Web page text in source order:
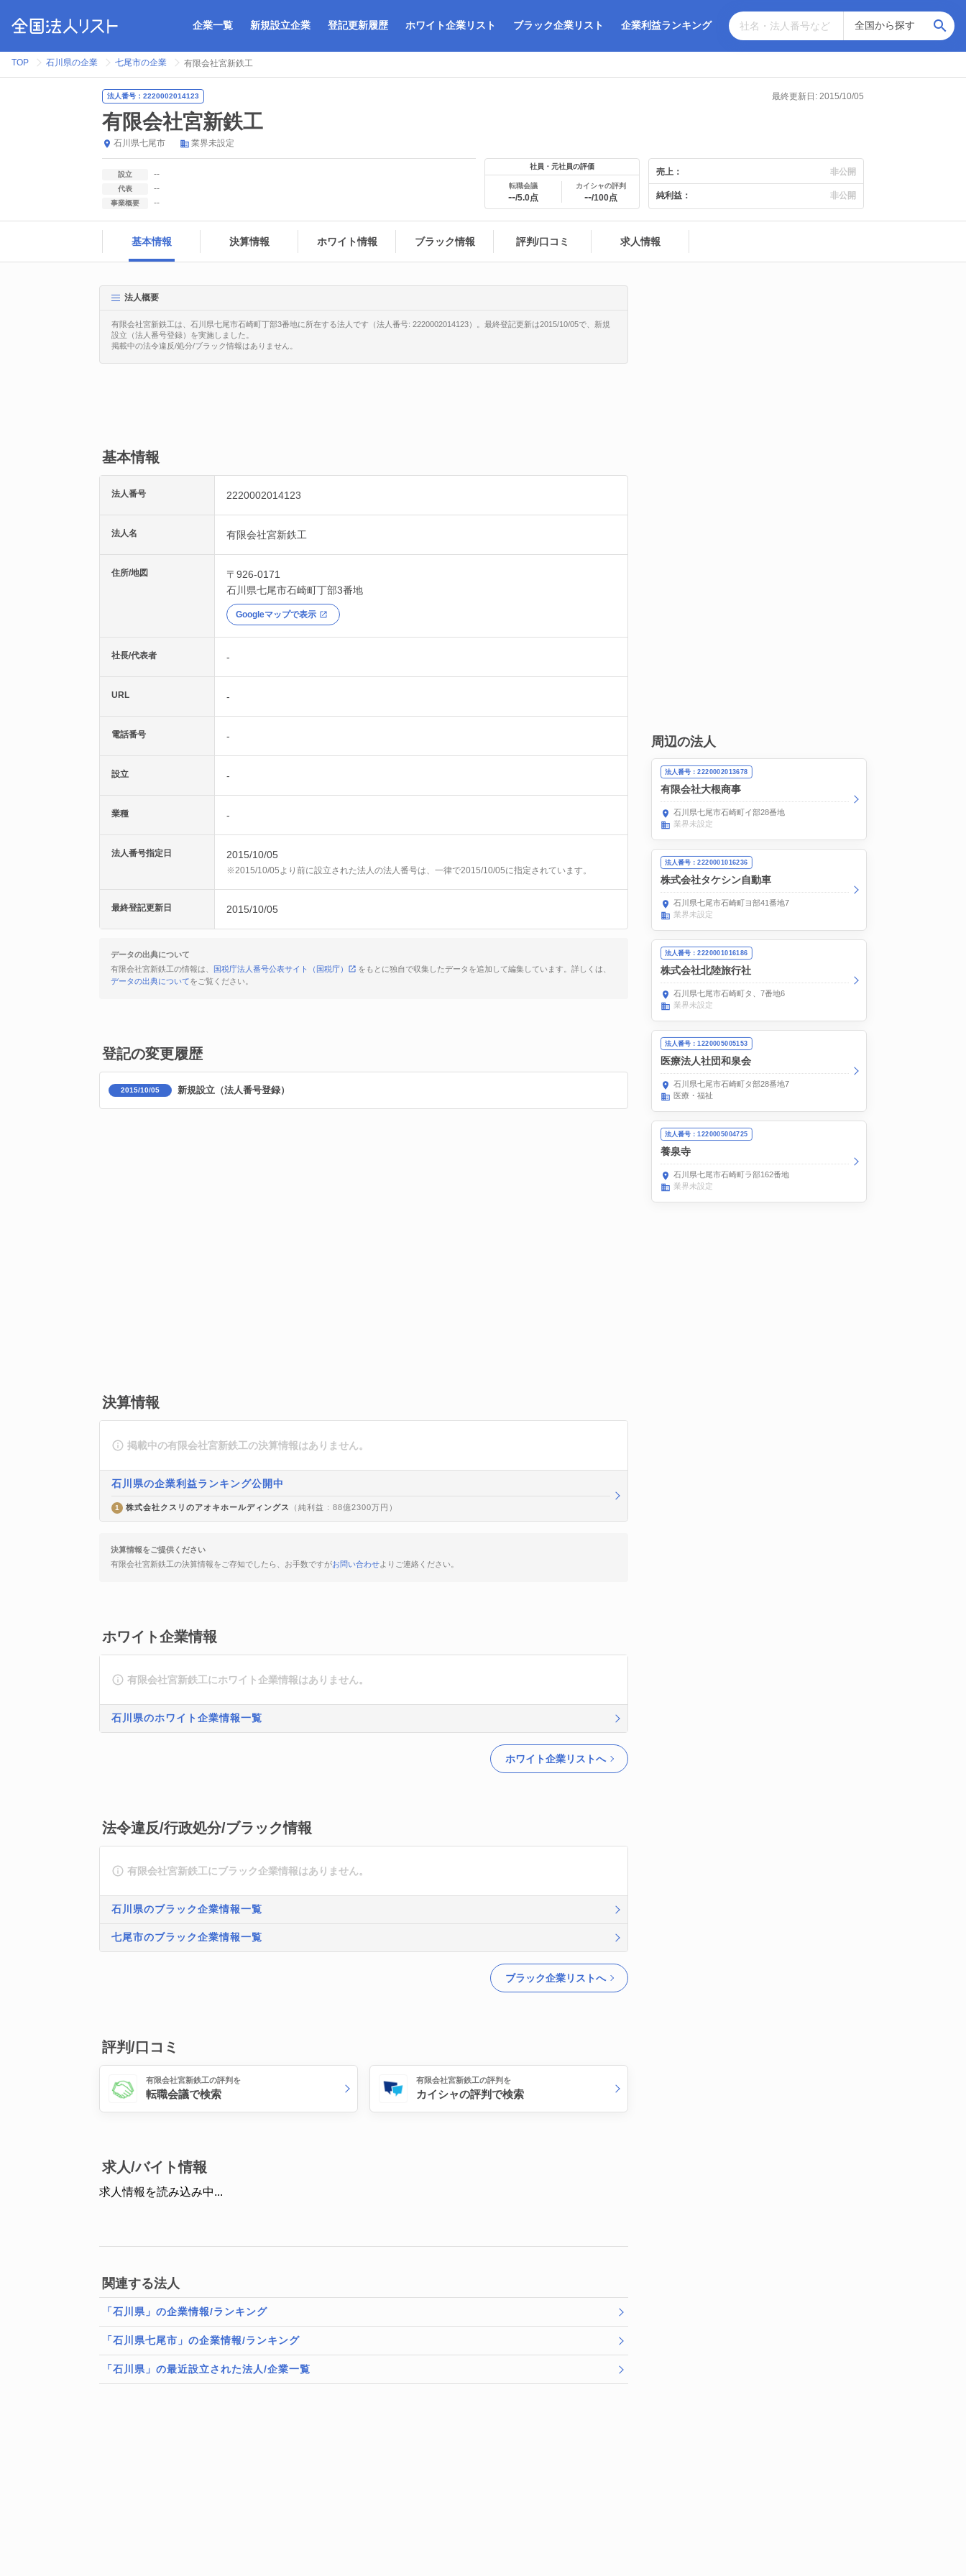
企業一覧 新規設立企業 登記更新履歴 ホワイト企業リスト ブラック企業リスト 企業利益ランキング
TOP 石川県の企業 七尾市の企業 有限会社宮新鉄工
法人番号：2220002014123 最終更新日: 2015/10/05
有限会社宮新鉄工
石川県七尾市 業界未設定
設立 --
代表 --
事業概要 --
社員・元社員の評価
転職会議
--/5.0点
カイシャの評判
--/100点
売上： 非公開
純利益： 非公開
基本情報 決算情報 ホワイト情報 ブラック情報 評判/口コミ 求人情報
法人概要
有限会社宮新鉄工は、石川県七尾市石崎町丁部3番地に所在する法人です（法人番号: 2220002014123）。最終登記更新は2015/10/05で、新規
設立（法人番号登録）を実施しました。
掲載中の法令違反/処分/ブラック情報はありません。
基本情報
法人番号 2220002014123
法人名 有限会社宮新鉄工
住所/地図
〒926-0171
石川県七尾市石崎町丁部3番地
Googleマップで表示
社長/代表者 -
URL -
電話番号 -
設立 -
業種 -
法人番号指定日 2015/10/05
※2015/10/05より前に設立された法人の法人番号は、一律で2015/10/05に指定されています。
最終登記更新日 2015/10/05
データの出典について
有限会社宮新鉄工の情報は、
国税庁法人番号公表サイト（国税庁）
をもとに独自で収集したデータを追加して編集しています。詳しくは、
データの出典についてをご覧ください。
登記の変更履歴
2015/10/05 新規設立（法人番号登録）
決算情報
掲載中の有限会社宮新鉄工の決算情報はありません。
石川県の企業利益ランキング公開中
1 株式会社クスリのアオキホールディングス （純利益 : 88億2300万円）
決算情報をご提供ください
有限会社宮新鉄工の決算情報をご存知でしたら、お手数ですがお問い合わせよりご連絡ください。
ホワイト企業情報
有限会社宮新鉄工にホワイト企業情報はありません。
石川県のホワイト企業情報一覧
ホワイト企業リストへ
法令違反/行政処分/ブラック情報
有限会社宮新鉄工にブラック企業情報はありません。
石川県のブラック企業情報一覧
七尾市のブラック企業情報一覧
ブラック企業リストへ
評判/口コミ
有限会社宮新鉄工の評判を
転職会議で検索
有限会社宮新鉄工の評判を
カイシャの評判で検索
求人/バイト情報
求人情報を読み込み中...
関連する法人
「石川県」の企業情報/ランキング
「石川県七尾市」の企業情報/ランキング
「石川県」の最近設立された法人/企業一覧
周辺の法人
法人番号：2220002013678
有限会社大根商事
石川県七尾市石崎町イ部28番地
業界未設定
法人番号：2220001016236
株式会社タケシン自動車
石川県七尾市石崎町ヨ部41番地7
業界未設定
法人番号：2220001016186
株式会社北陸旅行社
石川県七尾市石崎町タ、7番地6
業界未設定
法人番号：1220005005153
医療法人社団和泉会
石川県七尾市石崎町タ部28番地7
医療・福祉
法人番号：1220005004725
養泉寺
石川県七尾市石崎町ラ部162番地
業界未設定